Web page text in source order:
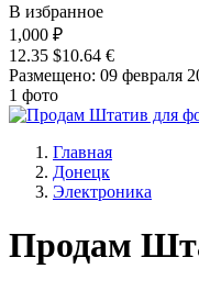
В избранное
1,000 ₽
12.35 $10.64 €
Размещено: 09 февраля
1 фото
Главная
Донецк
Электроника
Продам